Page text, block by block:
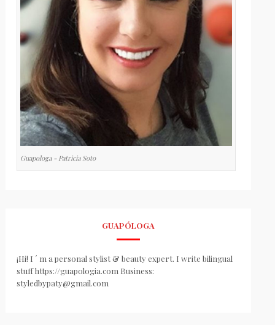
Guapologa - Patricia Soto
GUAPÓLOGA
¡Hi! I ´ m a personal stylist & beauty expert. I write bilingual
stuff https://guapologia.com Business:
styledbypaty@gmail.com